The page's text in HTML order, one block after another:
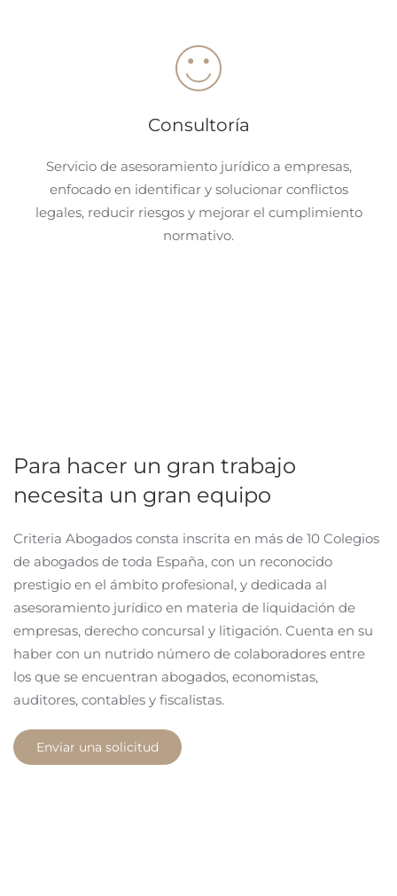
Consultoría
Servicio de asesoramiento jurídico a empresas,
enfocado en identificar y solucionar conflictos
legales, reducir riesgos y mejorar el cumplimiento
normativo.
Para hacer un gran trabajo
necesita un gran equipo
Criteria Abogados consta inscrita en más de 10 Colegios
de abogados de toda España, con un reconocido
prestigio en el ámbito profesional, y dedicada al
asesoramiento jurídico en materia de liquidación de
empresas, derecho concursal y litigación. Cuenta en su
haber con un nutrido número de colaboradores entre
los que se encuentran abogados, economistas,
auditores, contables y fiscalistas.
Enviar una solicitud